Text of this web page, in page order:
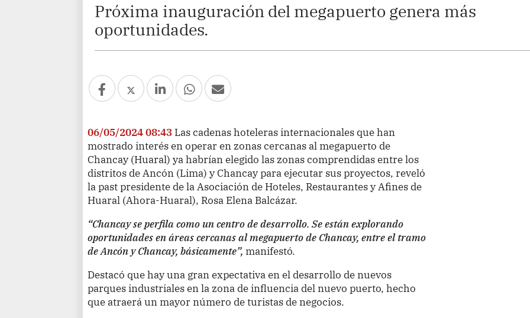
Próxima inauguración del megapuerto genera más
oportunidades.
06/05/2024 08:43 Las cadenas hoteleras internacionales que han
mostrado interés en operar en zonas cercanas al megapuerto de
Chancay (Huaral) ya habrían elegido las zonas comprendidas entre los
distritos de Ancón (Lima) y Chancay para ejecutar sus proyectos, reveló
la past presidente de la Asociación de Hoteles, Restaurantes y Afines de
Huaral (Ahora-Huaral), Rosa Elena Balcázar.
“Chancay se perfila como un centro de desarrollo. Se están explorando
oportunidades en áreas cercanas al megapuerto de Chancay, entre el tramo
de Ancón y Chancay, básicamente”, manifestó.
Destacó que hay una gran expectativa en el desarrollo de nuevos
parques industriales en la zona de influencia del nuevo puerto, hecho
que atraerá un mayor número de turistas de negocios.